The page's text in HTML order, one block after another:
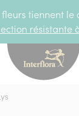
fleurs tiennent le
résistante
Livraison